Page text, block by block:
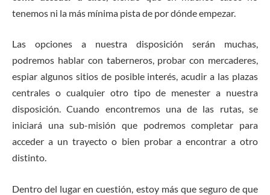
tenemos ni la más mínima pista de por dónde empezar.
Las opciones a nuestra disposición serán muchas,
podremos hablar con taberneros, probar con mercaderes,
espiar algunos sitios de posible interés, acudir a las plazas
centrales o cualquier otro tipo de menester a nuestra
disposición. Cuando encontremos una de las rutas, se
iniciará una sub-misión que podremos completar para
acceder a un trayecto o bien probar a encontrar a otro
distinto.
Dentro del lugar en cuestión, estoy más que seguro de que